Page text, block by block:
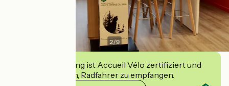
2/9
Diese Einrichtung ist Accueil Vélo zertifiziert und
verpflichtet sich, Radfahrer zu empfangen.